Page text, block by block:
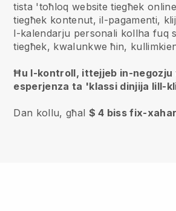
tista 'toħloq website tiegħek
tiegħek kontenut, il-pagamenti,
l-kalendarju personali kollha fuq
tiegħek, kwalunkwe ħin,
Ħu l-kontroll, ittejjeb in-negozju
esperjenza ta 'klassi dinjija lill-
Dan kollu, għal $ 4 biss fix-xahar